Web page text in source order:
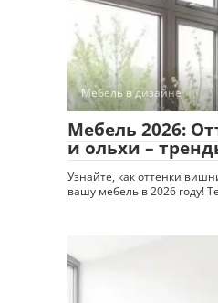
Мебель в дизайне
Мебель 2026:
и ольхи –
Узнайте, как оттенки
вашу мебель в 2026 году!